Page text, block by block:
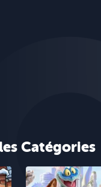
Catégories